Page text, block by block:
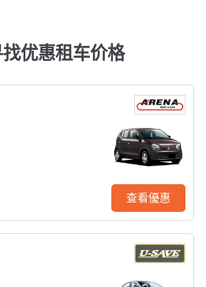
优惠租车价格
查看優惠